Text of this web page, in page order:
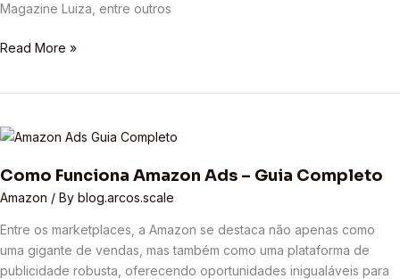
Magazine Luiza, entre outros
Read More »
Como Funciona Amazon Ads – Guia Completo
Amazon / By blog.arcos.scale
Entre os marketplaces, a Amazon se destaca não apenas como
uma gigante de vendas, mas também como uma plataforma de
publicidade robusta, oferecendo oportunidades inigualáveis para
Como
Amazon
Ads
Guia
Completo